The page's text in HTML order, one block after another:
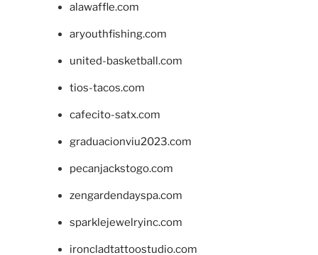
alawaffle.com
aryouthfishing.com
united-basketball.com
tios-tacos.com
cafecito-satx.com
graduacionviu2023.com
pecanjackstogo.com
zengardendayspa.com
sparklejewelryinc.com
ironcladtattoostudio.com